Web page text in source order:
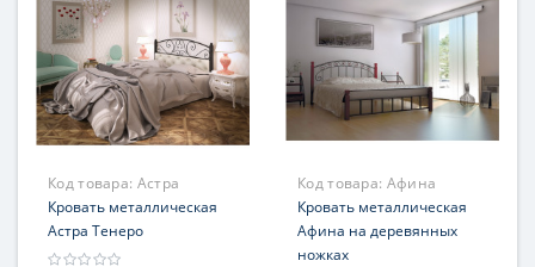
Код товара: Астра
Кровать металлическая
Астра Тенеро
Код товара: Афина
Кровать металлическая
Афина на деревянных
ножках